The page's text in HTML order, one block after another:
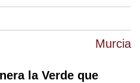
Murcia
la Verde que